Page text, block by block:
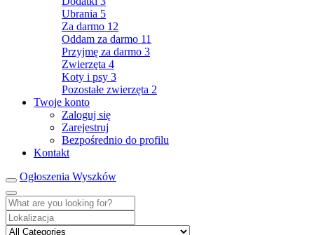
Ubrania 5
Za darmo 12
Oddam za darmo 11
Przyjmę za darmo 3
Zwierzęta 4
Koty i psy 3
Pozostałe zwierzęta 2
Twoje konto
Zaloguj się
Zarejestruj
Bezpośrednio do profilu
Kontakt
Ogłoszenia Wyszków